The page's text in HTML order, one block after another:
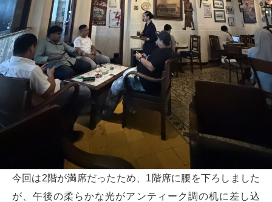
今回は2階が満席だったため、1階席に腰を下ろしました
が、午後の柔らかな光がアンティーク調の机に差し込